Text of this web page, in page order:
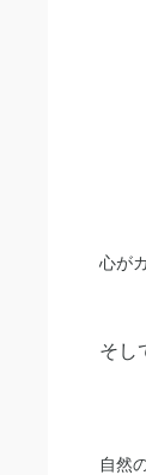
心が
そし
自然